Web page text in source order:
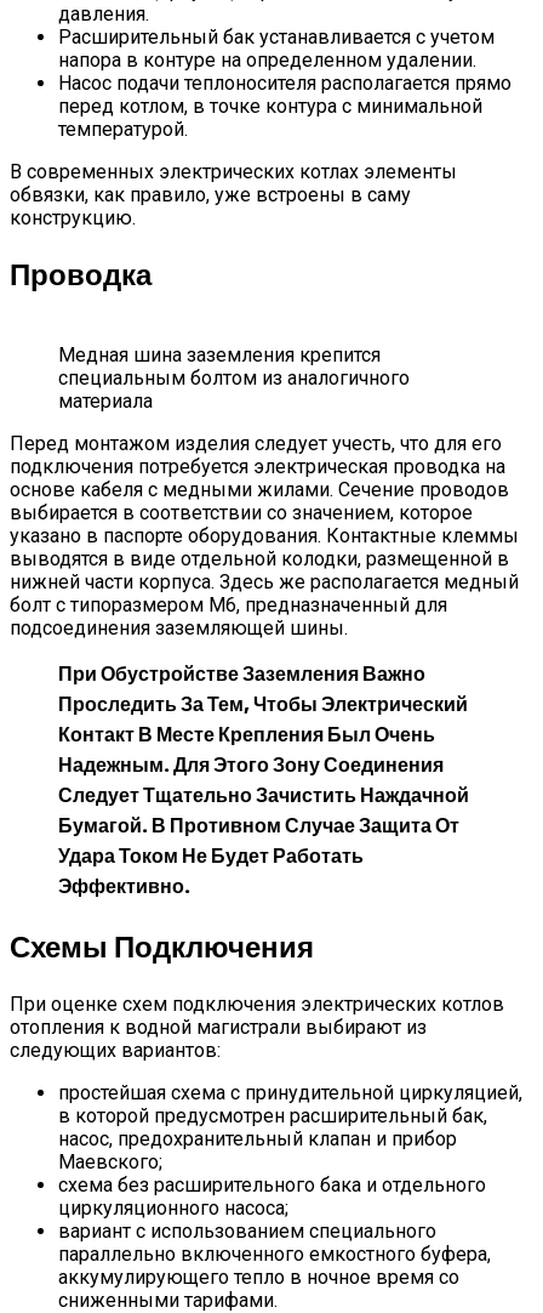
давления.
Расширительный бак устанавливается с учетом
напора в контуре на определенном удалении.
Насос подачи теплоносителя располагается прямо
перед котлом, в точке контура с минимальной
температурой.
В современных электрических котлах элементы
обвязки, как правило, уже встроены в саму
конструкцию.
Проводка
Медная шина заземления крепится
специальным болтом из аналогичного
материала
Перед монтажом изделия следует учесть, что для его
подключения потребуется электрическая проводка на
основе кабеля с медными жилами. Сечение проводов
выбирается в соответствии со значением, которое
указано в паспорте оборудования. Контактные клеммы
выводятся в виде отдельной колодки, размещенной в
нижней части корпуса. Здесь же располагается медный
болт с типоразмером М6, предназначенный для
подсоединения заземляющей шины.
При Обустройстве Заземления Важно
Проследить За Тем, Чтобы Электрический
Контакт В Месте Крепления Был Очень
Надежным. Для Этого Зону Соединения
Следует Тщательно Зачистить Наждачной
Бумагой. В Противном Случае Защита От
Удара Током Не Будет Работать
Эффективно.
Схемы Подключения
При оценке схем подключения электрических котлов
отопления к водной магистрали выбирают из
следующих вариантов:
простейшая схема с принудительной циркуляцией,
в которой предусмотрен расширительный бак,
насос, предохранительный клапан и прибор
Маевского;
схема без расширительного бака и отдельного
циркуляционного насоса;
вариант с использованием специального
параллельно включенного емкостного буфера,
аккумулирующего тепло в ночное время со
сниженными тарифами.